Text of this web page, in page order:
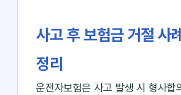
사고 후 보험금 거절 사
정리
운전자보험은 사고 발생 시 형사합